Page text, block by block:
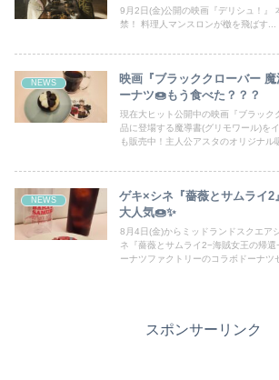
9月2日(金)公開の映画『デリシュ！』
禁！ 料理人マンスロンが檄を飛ばす...
NEWS
映画『ブラッククローバー
ーナツ🍩もう食べた？？？
現在大ヒット公開中の映画『ブラック
品に登場する魔導書(グリモワール)を
も販売中！主人公アスタのオリジナル
NEWS
ゲキ×シネ『薔薇とサムライ
大人気🍩✨
8月4日(金)からミッドランドスクエア
ネ『薔薇とサムライ2−海賊女王の帰
ーナツファクトリーのコラボドーナツ
スポンサーリンク